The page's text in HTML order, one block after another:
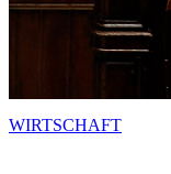
WIRTSCHAFT